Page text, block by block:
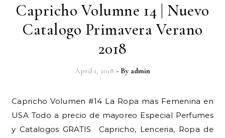
Capricho Volumne 14 | Nuevo
Catalogo Primavera Verano
2018
April 1, 2018 - By admin
Capricho Volumen #14 La Ropa mas Femenina en
USA Todo a precio de mayoreo Especial Perfumes
y Catalogos GRATIS Capricho, Lenceria, Ropa de